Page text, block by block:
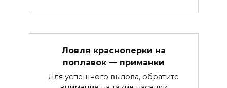
Ловля красноперки на
поплавок — приманки
Для успешного вылова, обратите